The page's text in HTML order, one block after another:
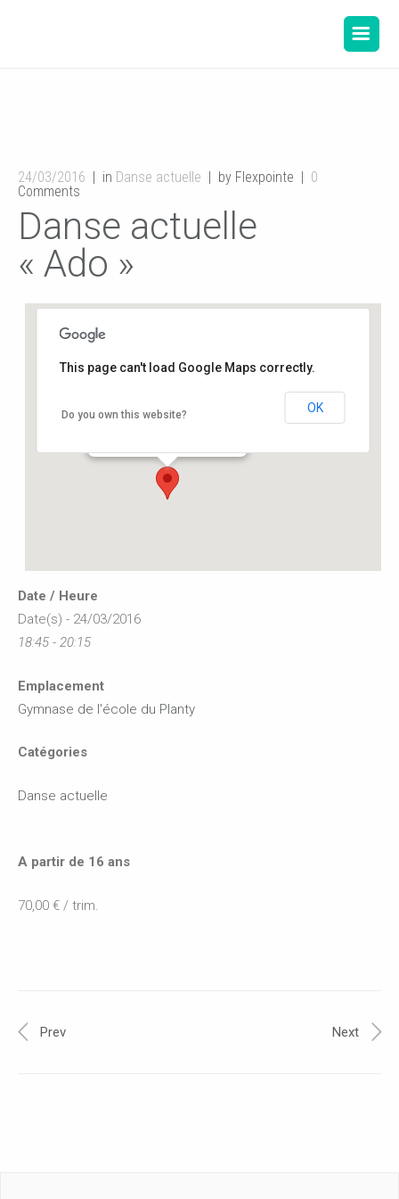
24/03/2016 in Danse actuelle by Flexpointe
0
Comments
Danse actuelle
« Ado »
Gymnase de l’école du Planty
8 rue des écoles - Buxerolles
This page can't load Google Maps correctly.
Do you own this website?
OK
Date / Heure
Date(s) - 24/03/2016
18:45 - 20:15
Emplacement
Gymnase de l'école du Planty
Catégories
Danse actuelle
A partir de 16 ans
70,00 € / trim.
Prev Next